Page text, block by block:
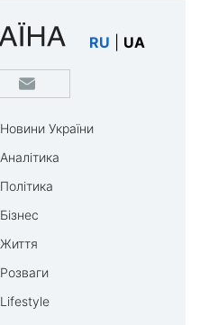
RU UA
Новини України
Аналітика
Політика
Бізнес
Життя
Розваги
Lifestyle